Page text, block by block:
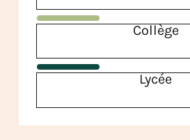
Collège
Lycée